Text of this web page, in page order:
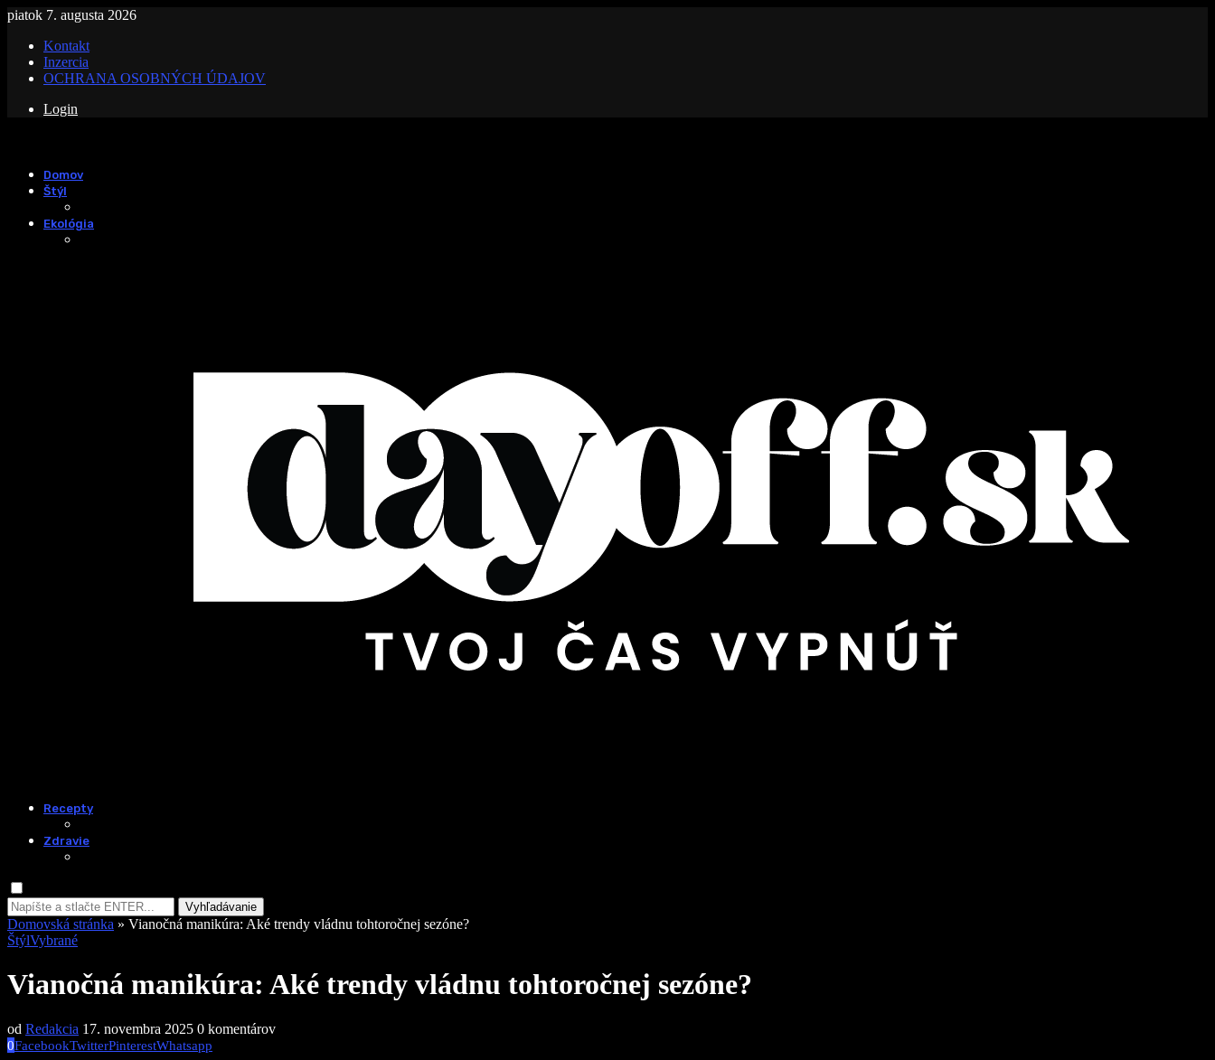
piatok 7. augusta 2026
Kontakt
Inzercia
OCHRANA OSOBNÝCH ÚDAJOV
Login
Domov
Štýl
Ekológia
Recepty
Zdravie
Vyhľadávanie
Domovská stránka » Vianočná manikúra: Aké trendy vládnu tohtoročnej sezóne?
ŠtýlVybrané
Vianočná manikúra: Aké trendy vládnu tohtoročnej sezóne?
od Redakcia 17. novembra 2025 0 komentárov
0FacebookTwitterPinterestWhatsapp